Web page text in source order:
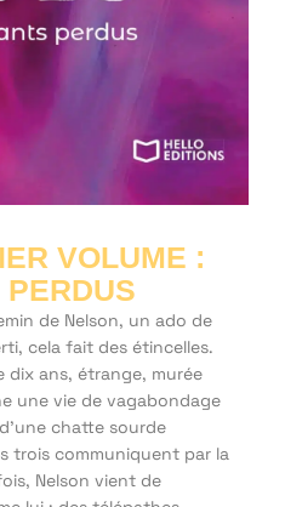
VOLUME :
de Nelson, un ado de
cela fait des étincelles.
ans, étrange, murée
une vie de vagabondage
chatte sourde
trois communiquent par la
Nelson vient de